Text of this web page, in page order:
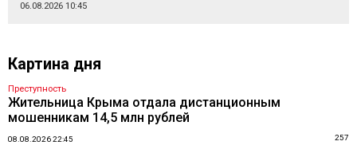
06.08.2026 10:45
Картина дня
Преступность
Жительница Крыма отдала дистанционным
мошенникам 14,5 млн рублей
08.08.2026 22:45 257